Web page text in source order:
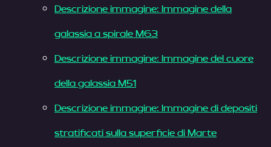
Descrizione immagine: Immagine della
galassia a spirale M63
Descrizione immagine: Immagine del cuore
della galassia M51
Descrizione immagine: Immagine di depositi
stratificati sulla superficie di Marte